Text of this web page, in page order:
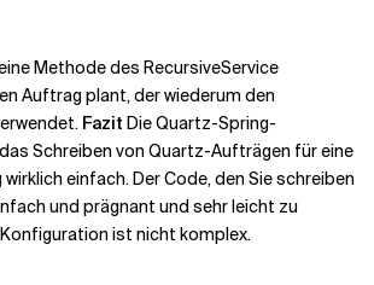
Methode des RecursiveService
Auftrag plant, der wiederum den
Fazit Die Quartz-Spring-
Schreiben von Quartz-Aufträgen für eine
einfach. Der Code, den Sie schreiben
und prägnant und sehr leicht zu
ist nicht komplex.